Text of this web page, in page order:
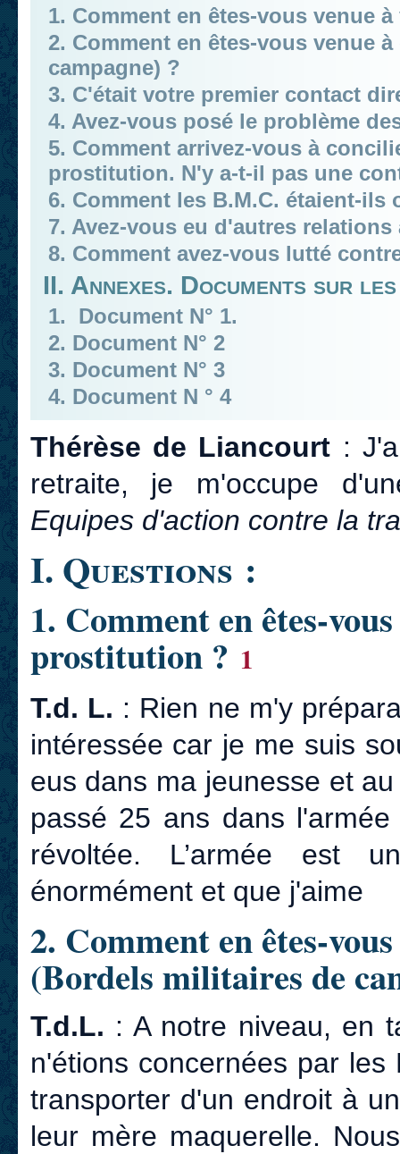
1. Comment en êtes-vous venue
2. Comment en êtes-vous venue
campagne) ?
3. C'était votre premier contact
4. Avez-vous posé le problème
5. Comment arrivez-vous à
prostitution. N'y a-t-il pas une
6. Comment les B.M.C. étaient-ils
7. Avez-vous eu d'autres relations
8. Comment avez-vous lutté
II. Annexes. Documents sur
1. Document N° 1.
2. Document N° 2
3. Document N° 3
4. Document N ° 4
Thérèse de Liancourt :
retraite, je m'occupe
Equipes d'action contre la
I. Questions :
1. Comment en êtes-
prostitution ? 1
T.d. L. : Rien ne m'y
intéressée car je me suis
eus dans ma jeunesse et
passé 25 ans dans
révoltée. L’armée est
énormément et que j'aime
2. Comment en êtes-
(Bordels militaires de
T.d.L. : A notre niveau, en
n'étions concernées par
transporter d'un endroit à
leur mère maquerelle.